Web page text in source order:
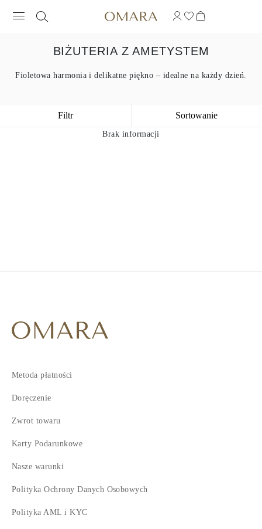
BIŻUTERIA Z AMETYSTEM
Fioletowa harmonia i delikatne piękno – idealne na każdy dzień.
Filtr Sortowanie
Brak informacji
Metoda płatności
Doręczenie
Zwrot towaru
Karty Podarunkowe
Nasze warunki
Polityka Ochrony Danych Osobowych
Polityka AML i KYC